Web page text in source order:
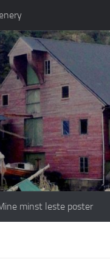
minst leste poster